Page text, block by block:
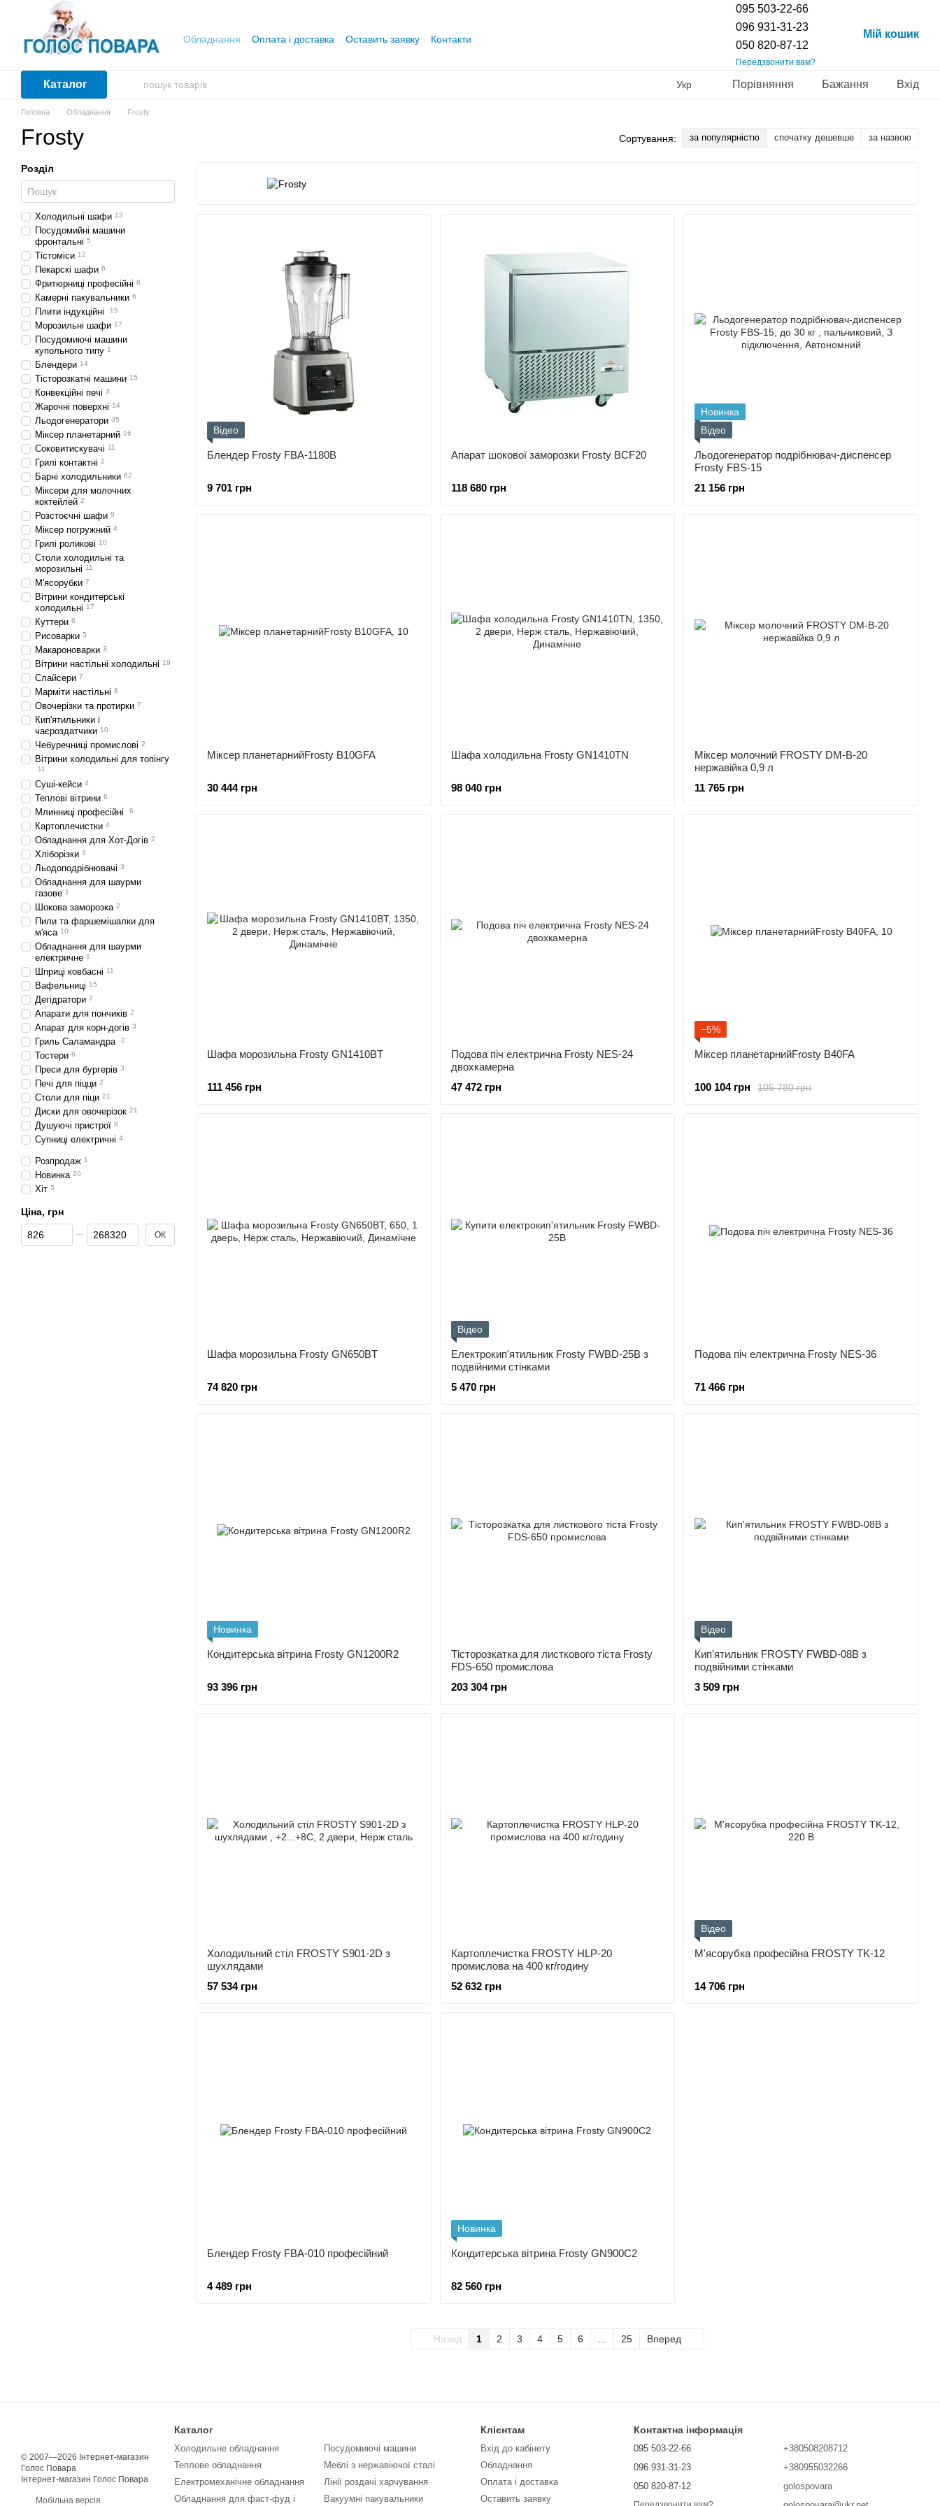
Перейти до основного контенту
Обладнання Оплата і доставка Оставить заявку Контакти
095 503-22-66
096 931-31-23
050 820-87-12
Передзвонити вам?
Мій кошик
Каталог Укр Порівняння Бажання Вхід
Головна Обладнання Frosty
Frosty Сортування: за популярністю спочатку дешевше за назвою
Відео
Блендер Frosty FBA-1180B
9 701 грн
Апарат шокової заморозки Frosty BCF20
118 680 грн
Новинка
Відео
Льодогенератор подрібнювач-диспенсер
Frosty FBS-15
21 156 грн
Міксер планетарнийFrosty B10GFA
30 444 грн
Шафа холодильна Frosty GN1410TN
98 040 грн
Міксер молочний FROSTY DM-B-20
нержавійка 0,9 л
11 765 грн
Шафа морозильна Frosty GN1410BT
111 456 грн
Подова піч електрична Frosty NES-24
двохкамерна
47 472 грн
−5%
Міксер планетарнийFrosty B40FA
105 780 грн
100 104 грн
Шафа морозильна Frosty GN650BT
74 820 грн
Відео
Електрокип'ятильник Frosty FWBD-25B з
подвійними стінками
5 470 грн
Подова піч електрична Frosty NES-36
71 466 грн
Новинка
Кондитерська вітрина Frosty GN1200R2
93 396 грн
Тісторозкатка для листкового тіста Frosty
FDS-650 промислова
203 304 грн
Відео
Кип'ятильник FROSTY FWBD-08B з
подвійними стінками
3 509 грн
Холодильний стіл FROSTY S901-2D з
шухлядами
57 534 грн
Картоплечистка FROSTY HLP-20
промислова на 400 кг/годину
52 632 грн
Відео
М'ясорубка професійна FROSTY TK-12
14 706 грн
Блендер Frosty FBA-010 професійний
4 489 грн
Новинка
Кондитерська вітрина Frosty GN900C2
82 560 грн
Назад 1 2 3 4 5 6 25 Вперед
Розділ
Холодильні шафи 13
Посудомийні машини
фронтальні 5
Тістоміси 12
Пекарскі шафи 6
Фритюрниці професійні 8
Камерні пакувальники 6
Плити індукційні 15
Морозильні шафи 17
Посудомиючі машини
купольного типу 1
Блендери 14
Тісторозкатні машини 15
Конвекційні печі 3
Жарочні поверхні 14
Льодогенератори 35
Міксер планетарний 16
Соковитискувачі 11
Грилі контактні 2
Барні холодильники 62
Міксери для молочних
коктейлей 2
Розстоєчні шафи 9
Міксер погружний 4
Грилі роликові 10
Столи холодильні та
морозильні 11
М'ясорубки 7
Вітрини кондитерські
холодильні 17
Куттери 6
Рисоварки 5
Макароноварки 3
Вітрини настільні холодильні 19
Слайсери 7
Марміти настільні 8
Овочерізки та протирки 7
Кип'ятильники і
чаєроздатчики 10
Чебуречниці промислові 2
Вітрини холодильні для топінгу
11
Суші-кейси 4
Теплові вітрини 6
Млинниці професійні 6
Картоплечистки 4
Обладнання для Хот-Догів 2
Хліборізки 3
Льодоподрібнювачі 3
Обладнання для шаурми
газове 1
Шокова заморозка 2
Пили та фаршемішалки для
м'яса 10
Обладнання для шаурми
електричне 1
Шприці ковбасні 11
Вафельниці 15
Дегідратори 7
Апарати для пончиків 2
Апарат для корн-догів 3
Гриль Саламандра 2
Тостери 6
Преси для бургерів 3
Печі для піцци 2
Столи для піци 21
Диски для овочерізок 21
Душуючі пристрої 8
Супниці електричні 4
Розпродаж 1
Новинка 20
Хіт 5
Ціна, грн
Від Ціна, грн
До Ціна, грн ОК
© 2007—2026 Інтернет-магазин
Голос Повара
Інтернет-магазин Голос Повара
Мобільна версія
Каталог
Холодильне обладнання
Теплове обладнання
Електромеханічне обладнання
Обладнання для фаст-фуд і
Посудомиючі машини
Меблі з нержавіючої сталі
Лінії роздачі харчування
Вакуумні пакувальники
Клієнтам
Вхід до кабінету
Обладнання
Оплата і доставка
Оставить заявку
Контактна інформація
095 503-22-66
096 931-31-23
050 820-87-12
+380508208712
+380955032266
golospovara